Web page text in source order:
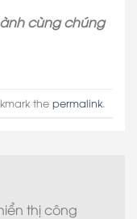
cùng chúng
the permalink.
thị công